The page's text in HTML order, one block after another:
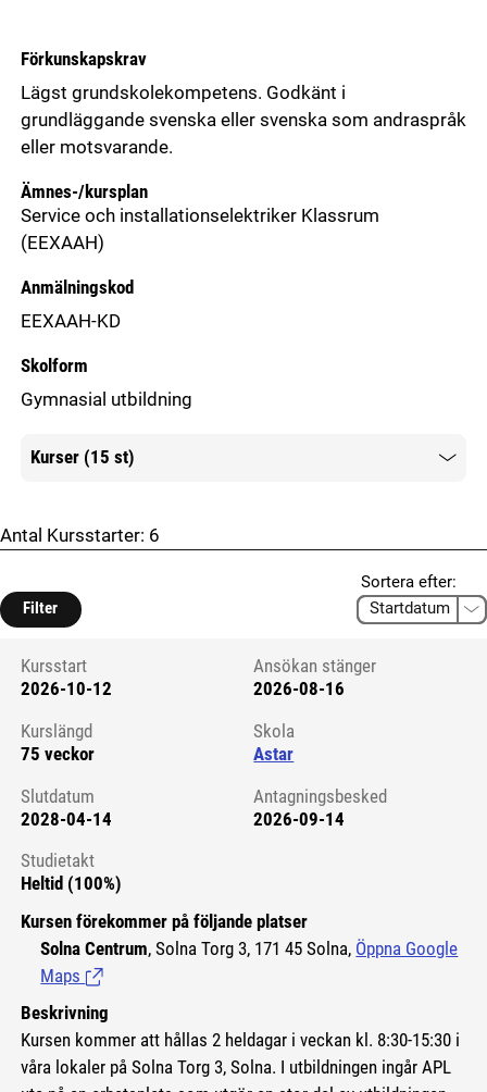
Förkunskapskrav
Lägst grundskolekompetens. Godkänt i
grundläggande svenska eller svenska som andraspråk
eller motsvarande.
Ämnes-/kursplan
Service och installationselektriker Klassrum
(EEXAAH)
Anmälningskod
EEXAAH-KD
Skolform
Gymnasial utbildning
Kurser (15 st)
Mer information
Antal Kursstarter: 6
Filter
Sortera efter:
Kursstart 6237926
Kursstart
2026-10-12
Ansökan stänger
2026-08-16
Kurslängd
75 veckor
Skola
Astar
Slutdatum
2028-04-14
Antagningsbesked
2026-09-14
Studietakt
Heltid (100%)
Kursen förekommer på följande platser
Solna Centrum, Solna Torg 3, 171 45 Solna, Öppna Google
Maps (Länk till extern sida.)
Beskrivning
Kursen kommer att hållas 2 heldagar i veckan kl. 8:30-15:30 i
våra lokaler på Solna Torg 3, Solna. I utbildningen ingår APL